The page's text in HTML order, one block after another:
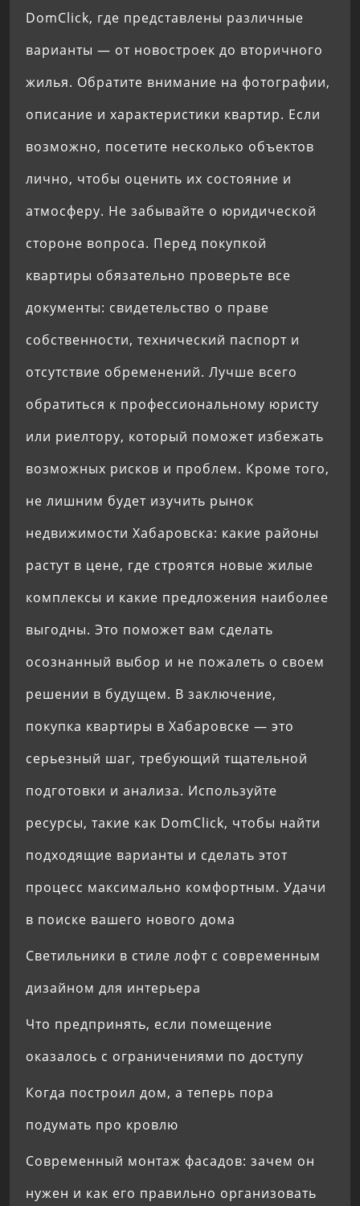
DomClick, где представлены различные
варианты — от новостроек до вторичного
жилья. Обратите внимание на фотографии,
описание и характеристики квартир. Если
возможно, посетите несколько объектов
лично, чтобы оценить их состояние и
атмосферу. Не забывайте о юридической
стороне вопроса. Перед покупкой
квартиры обязательно проверьте все
документы: свидетельство о праве
собственности, технический паспорт и
отсутствие обременений. Лучше всего
обратиться к профессиональному юристу
или риелтору, который поможет избежать
возможных рисков и проблем. Кроме того,
не лишним будет изучить рынок
недвижимости Хабаровска: какие районы
растут в цене, где строятся новые жилые
комплексы и какие предложения наиболее
выгодны. Это поможет вам сделать
осознанный выбор и не пожалеть о своем
решении в будущем. В заключение,
покупка квартиры в Хабаровске — это
серьезный шаг, требующий тщательной
подготовки и анализа. Используйте
ресурсы, такие как DomClick, чтобы найти
подходящие варианты и сделать этот
процесс максимально комфортным. Удачи
в поиске вашего нового дома
Светильники в стиле лофт с современным
дизайном для интерьера
Что предпринять, если помещение
оказалось с ограничениями по доступу
Когда построил дом, а теперь пора
подумать про кровлю
Современный монтаж фасадов: зачем он
нужен и как его правильно организовать